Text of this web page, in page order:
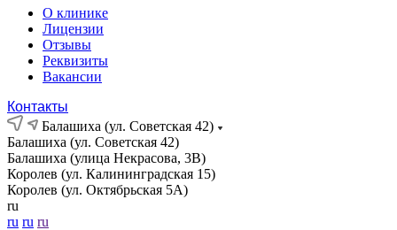
О клинике
Лицензии
Отзывы
Реквизиты
Вакансии
Контакты
Балашиха (ул. Советская 42)
Балашиха (ул. Советская 42)
Балашиха (улица Некрасова, 3В)
Королев (ул. Калининградская 15)
Королев (ул. Октябрьская 5А)
ru
ru ru ru